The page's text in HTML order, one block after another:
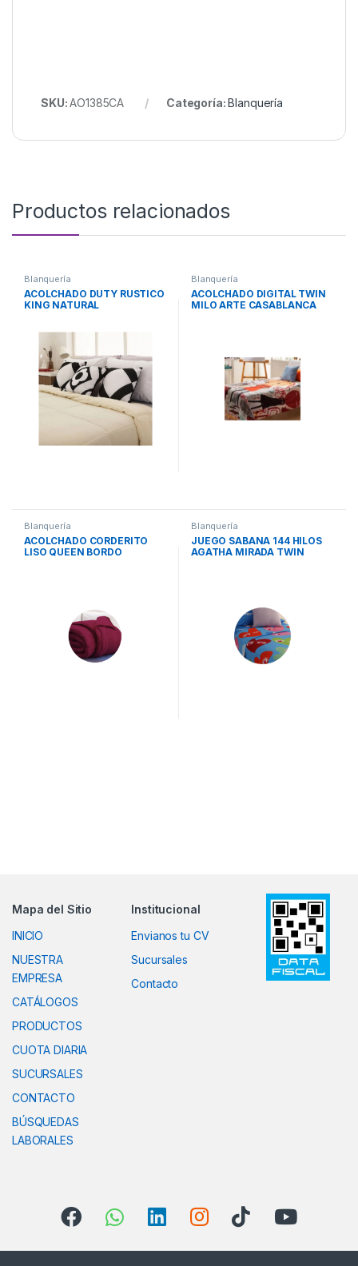
SKU:AO1385CA Categoría:Blanquería
Productos relacionados
Blanquería
ACOLCHADO DUTY RUSTICO
KING NATURAL
Blanquería
ACOLCHADO DIGITAL TWIN
MILO ARTE CASABLANCA
Blanquería
ACOLCHADO CORDERITO
LISO QUEEN BORDO
Blanquería
JUEGO SABANA 144 HILOS
AGATHA MIRADA TWIN
Mapa del Sitio
INICIO
NUESTRA
EMPRESA
CATÁLOGOS
PRODUCTOS
CUOTA DIARIA
SUCURSALES
CONTACTO
BÚSQUEDAS
LABORALES
Institucional
Envianos tu CV
Sucursales
Contacto